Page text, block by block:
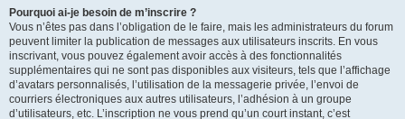
Pourquoi ai-je besoin de m’inscrire ?
Vous n’êtes pas dans l’obligation de le faire, mais les administrateurs du forum
peuvent limiter la publication de messages aux utilisateurs inscrits. En vous
inscrivant, vous pouvez également avoir accès à des fonctionnalités
supplémentaires qui ne sont pas disponibles aux visiteurs, tels que l’affichage
d’avatars personnalisés, l’utilisation de la messagerie privée, l’envoi de
courriers électroniques aux autres utilisateurs, l’adhésion à un groupe
d’utilisateurs, etc. L’inscription ne vous prend qu’un court instant, c’est